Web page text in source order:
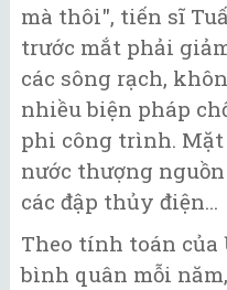
mà thôi", tiến sĩ
trước mắt phải
các sông rạch,
nhiều biện pháp
phi công trình.
nước thượng
các đập thủy điện...
Theo tính toán của
bình quân mỗi